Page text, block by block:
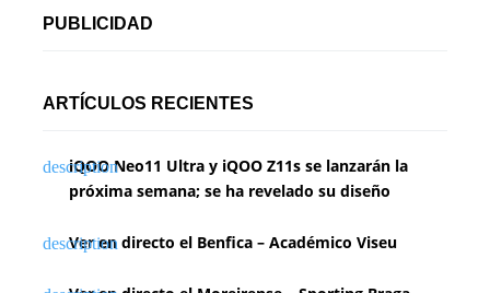
PUBLICIDAD
ARTÍCULOS RECIENTES
iQOO Neo11 Ultra y iQOO Z11s se lanzarán la
próxima semana; se ha revelado su diseño
Ver en directo el Benfica – Académico Viseu